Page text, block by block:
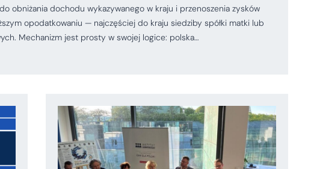
obniżania dochodu wykazywanego w kraju i przenoszenia zysków
opodatkowaniu — najczęściej do kraju siedziby spółki matki lub
Mechanizm jest prosty w swojej logice: polska…